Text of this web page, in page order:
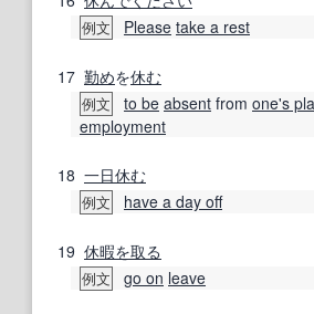
例文 Please take a rest
17 勤めを休む
例文 to be absent from one's
employment
18 一日休む
例文 have a day off
19 休暇を取る
例文 go on leave